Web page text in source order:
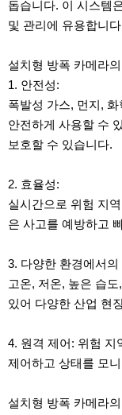
돕습니다. 이 시스템
및 관리에 유용합니
설치형 방폭 카메라
1. 안전성:
폭발성 가스, 먼지,
안전하게 사용할 수
보호할 수 있습니다.
2. 효율성:
실시간으로 위험 지
은 사고를 예방하고
3. 다양한 환경에서의
고온, 저온, 높은 습
있어 다양한 산업 현
4. 원격 제어: 위험 지
제어하고 상태를 모
설치형 방폭 카메라